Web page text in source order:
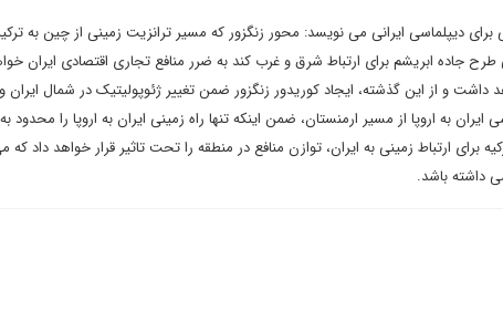
دیپلماسی ایرانی می نویسد: محور زنگزور که مسیر ترانزیت زمینی از چین به ترکیه
جاده ابریشم برای ارتباط شرق و غرب کند به ضرر منافع تجاری اقتصادی ایران
داشت و از این گذشته، ایجاد کوریدور زنگزور ضمن تغییر ژئوپولیتیک در شمال ایران
به اروپا از مسیر ارمنستان، ضمن اینکه تنها راه زمینی ایران به اروپا را محدود
برای ارتباط زمینی به ایران، توازن منافع در منطقه را تحت تاثیر قرار خواهد داد که
داشته باشد.